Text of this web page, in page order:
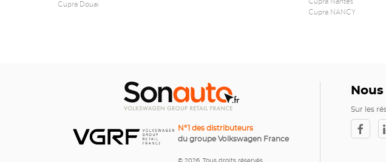
Cupra Douai
Cupra NANCY
N°1 des distributeurs
du groupe Volkswagen France
© 2026. Tous droits réservés.
Sur les